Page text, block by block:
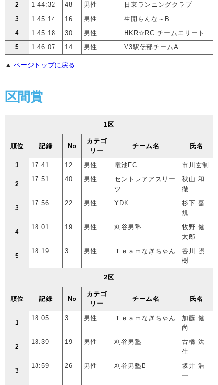
2
1:44:32 48 男性
日東ランニングクラブ
3
1:45:14 16 男性
生開らんな～B
4
1:45:18 30 男性
HKR☆RC チームエリート
5
1:46:07 14 男性 V3駅伝部チームA
▲ ページトップに戻る
区間賞
1区
順位 記録 No
カテゴ
リー
チーム名 氏名
1 17:41 12 男性 電池FC 市川玄制
2
17:51 40 男性
セントレアアスリー
ツ
秋山 和
徹
3
17:56 22 男性 YDK
杉下 嘉
規
4
18:01 19 男性 刈谷男塾
牧野 健
太郎
5
18:19 3 男性 Ｔｅａｍなぎちゃん
谷川 照
樹
2区
順位 記録 No
カテゴ
リー
チーム名 氏名
1
18:05 3 男性 Ｔｅａｍなぎちゃん
加藤 健
尚
2
18:39 19 男性 刈谷男塾
古橋 法
生
3
18:59 26 男性 刈谷男塾B
坂井 浩
一